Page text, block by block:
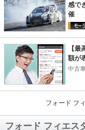
感で
催
【
額が
中古
フォード フ
フォード フィエス